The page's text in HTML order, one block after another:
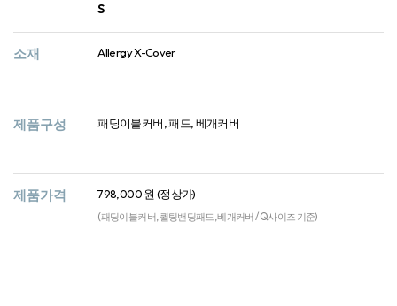
S
소재 Allergy X-Cover
제품구성 패딩이불커버, 패드, 베개커버
제품가격 798,000 원 (정상가)
(패딩이불커버, 퀼팅밴딩패드, 베개커버 / Q사이즈 기준)